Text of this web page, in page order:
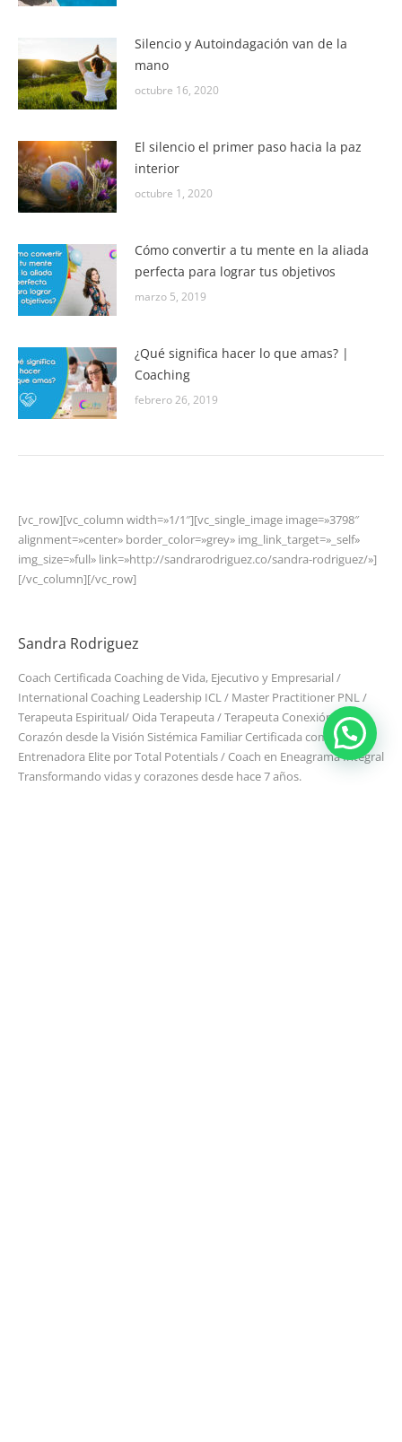
Silencio y Autoindagación van de la
mano
octubre 16, 2020
El silencio el primer paso hacia la paz
interior
octubre 1, 2020
Cómo convertir a tu mente en la aliada
perfecta para lograr tus objetivos
marzo 5, 2019
¿Qué significa hacer lo que amas? |
Coaching
febrero 26, 2019
[vc_row][vc_column width=»1/1″][vc_single_image image=»3798″
alignment=»center» border_color=»grey» img_link_target=»_self»
img_size=»full» link=»http://sandrarodriguez.co/sandra-rodriguez/»]
[/vc_column][/vc_row]
Sandra Rodriguez
Coach Certificada Coaching de Vida, Ejecutivo y Empresarial /
International Coaching Leadership ICL / Master Practitioner PNL /
Terapeuta Espiritual/ Oida Terapeuta / Terapeuta Conexión al
Corazón desde la Visión Sistémica Familiar Certificada como
Entrenadora Elite por Total Potentials / Coach en Eneagrama Integral
Transformando vidas y corazones desde hace 7 años.